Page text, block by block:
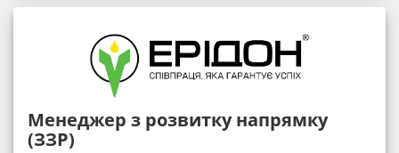
Менеджер з розвитку напрямку
(ЗЗР)